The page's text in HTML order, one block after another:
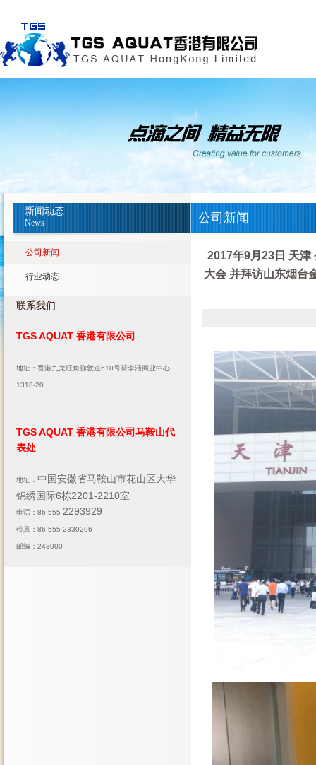
新闻动态
News
公司新闻
行业动态
联系我们
TGS AQUAT 香港有限公司
地址：香港九龙旺角弥敦道610号荷李活商业中心
1318-20
TGS AQUAT 香港有限公司马鞍山代
表处
地址： 中国安徽省马鞍山市花山区大华
锦绣国际6栋2201-2210室
电话：86-555-2293929
传真：86-555-2330206
邮编：243000
公司新闻
2017年9月23日 天津
大会 并拜访山东烟台